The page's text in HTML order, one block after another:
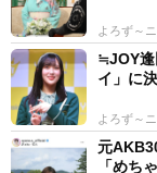
よろず～
≒JOY逢
イ」に
よろず～
元
「めち